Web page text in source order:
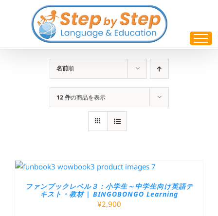
名前順
12 件の商品を表示
ファンブックレベル３：小学生～中学生向け英語テ
キスト・教材 | BINGOBONGO Learning
¥2,900